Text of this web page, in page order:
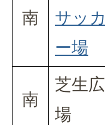
南
サッカ
ー場
南
芝生広
場